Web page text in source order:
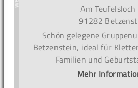
Am Teufelsloch
91282
Schön gelegene
Betzenstein, ideal für
Familien und
Mehr